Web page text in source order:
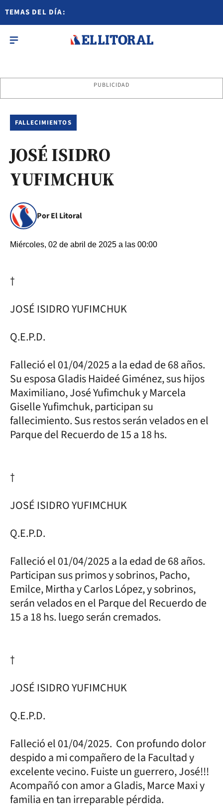
TEMAS DEL DÍA:
PUBLICIDAD
FALLECIMIENTOS
JOSÉ ISIDRO
YUFIMCHUK
Por El Litoral
Miércoles, 02 de abril de 2025 a las 00:00
†
JOSÉ ISIDRO YUFIMCHUK
Q.E.P.D.
Falleció el 01/04/2025 a la edad de 68 años.
Su esposa Gladis Haideé Giménez, sus hijos
Maximiliano, José Yufimchuk y Marcela
Giselle Yufimchuk, participan su
fallecimiento. Sus restos serán velados en el
Parque del Recuerdo de 15 a 18 hs.
†
JOSÉ ISIDRO YUFIMCHUK
Q.E.P.D.
Falleció el 01/04/2025 a la edad de 68 años.
Participan sus primos y sobrinos, Pacho,
Emilce, Mirtha y Carlos López, y sobrinos,
serán velados en el Parque del Recuerdo de
15 a 18 hs. luego serán cremados.
†
JOSÉ ISIDRO YUFIMCHUK
Q.E.P.D.
Falleció el 01/04/2025. Con profundo dolor
despido a mi compañero de la Facultad y
excelente vecino. Fuiste un guerrero, José!!!
Acompañó con amor a Gladis, Marce Maxi y
familia en tan irreparable pérdida.